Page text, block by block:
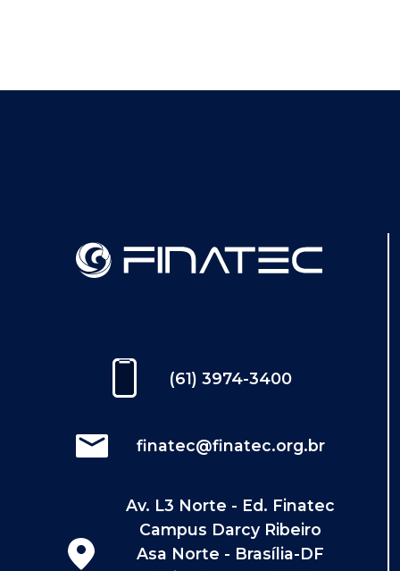
(61) 3974-3400
finatec@finatec.org.br
Av. L3 Norte - Ed. Finatec
Campus Darcy Ribeiro
Asa Norte - Brasília-DF